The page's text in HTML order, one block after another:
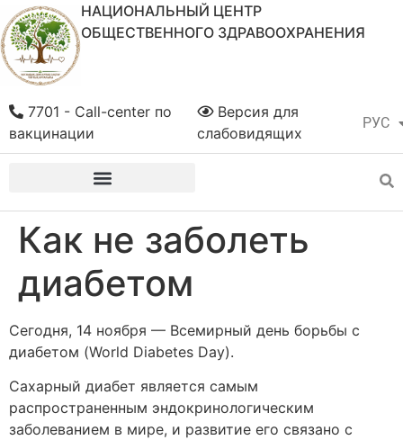
НАЦИОНАЛЬНЫЙ ЦЕНТР
ОБЩЕСТВЕННОГО ЗДРАВООХРАНЕНИЯ
РУС
ҚАЗ
Версия для
слабовидящих
7701 - Call-center по
вакцинации
Как не заболеть
диабетом
Сегодня, 14 ноября — Всемирный день борьбы с
диабетом (World Diabetes Day).
Сахарный диабет является самым
распространенным эндокринологическим
заболеванием в мире, и развитие его связано с